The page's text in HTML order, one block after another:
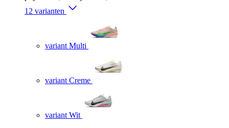
12 varianten
variant Multi
variant Creme
variant Wit